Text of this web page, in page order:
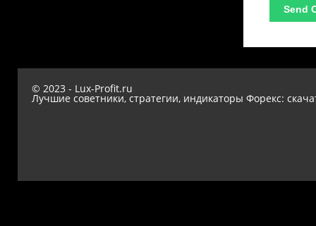
© 2023 - Lux-Profit.ru
Лучшие советники, стратегии, индикаторы Форекс: